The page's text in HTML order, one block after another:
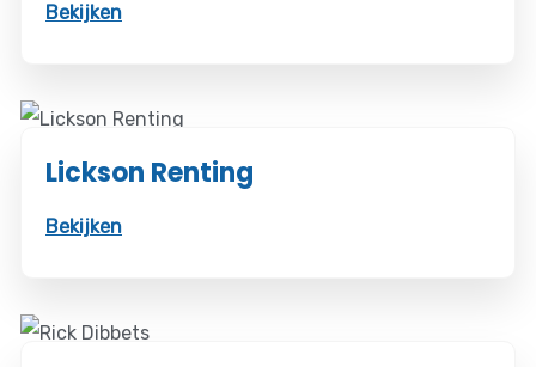
Bekijken
Lickson Renting
Bekijken